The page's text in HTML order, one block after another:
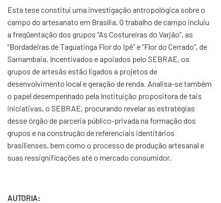
Esta tese constitui uma investigação antropológica sobre o
campo do artesanato em Brasília. O trabalho de campo incluiu
a freqüentação dos grupos “As Costureiras do Varjão”, as
“Bordadeiras de Taguatinga Flor do Ipê” e “Flor do Cerrado”, de
Samambaia. Incentivados e apoiados pelo SEBRAE, os
grupos de artesãs estão ligados a projetos de
desenvolvimento local e geração de renda. Analisa-se também
o papel desempenhado pela Instituição propositora de tais
iniciativas, o SEBRAE, procurando revelar as estratégias
desse órgão de parceria público-privada na formação dos
grupos e na construção de referenciais identitários
brasilienses, bem como o processo de produção artesanal e
suas ressignificações até o mercado consumidor.
AUTORIA: